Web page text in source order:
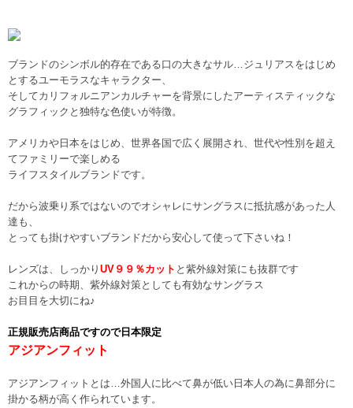
ブランドのシンボル的存在である口の大きなサル…ジュリアスをはじめ
とするユーモラスなキャラクター、
そしてカリフォルニアンカルチャーを背景にしたアーティスティックな
グラフィックと独特な色使いが特徴。
アメリカや日本をはじめ、世界各国で広く展開され、世代や性別を超え
てファミリーで楽しめる
ライフスタイルブランドです。
だから波乗り系ではないのでオシャレにサングラスに抵抗感があった人
達も、
とっても掛けやすいブランドだから安心して使って下さいね！
レンズは、しっかり UV９９％カット と紫外線対策にも抜群です
これからの時期、紫外線対策としても有効なサングラス
お目目を大切にね♪
正規販売店商品ですので日本限定
アジアンフィット
アジアンフィットとは…外国人に比べて鼻が低い日本人の為に鼻部分に
掛かる柄が高く作られています。